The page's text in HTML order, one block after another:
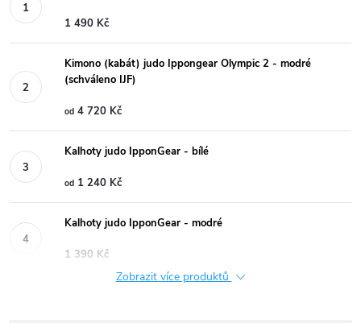
1 490 Kč
Kimono (kabát) judo Ippongear Olympic 2 - modré
(schváleno IJF)
od 4 720 Kč
Kalhoty judo IpponGear - bílé
od 1 240 Kč
Kalhoty judo IpponGear - modré
1 390 Kč
Zobrazit více produktů